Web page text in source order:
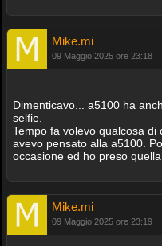
Mike.mi
09 Maggio 2025 ore 23:18
Dimenticavo... a5100 ha
selfie.
Tempo fa volevo qualcosa
avevo pensato alla a5100.
occasione ed ho preso
Mike.mi
09 Maggio 2025 ore 23:19